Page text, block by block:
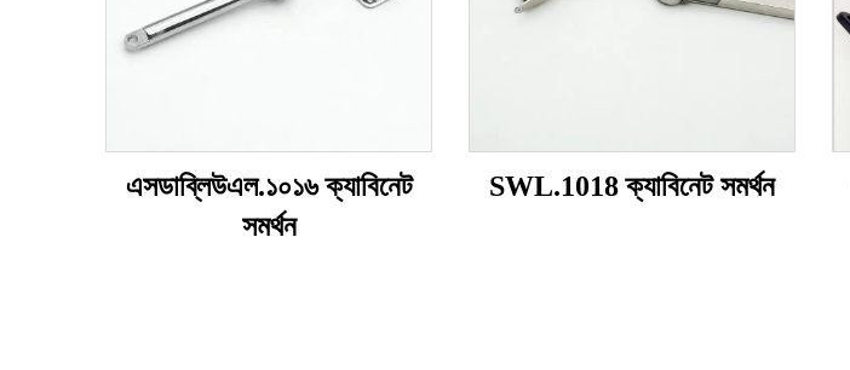
এসডাব্লিউএল.১০১৬ ক্যাবিনেট
সমর্থন
SWL.1018 ক্যাবিনেট সমর্থন